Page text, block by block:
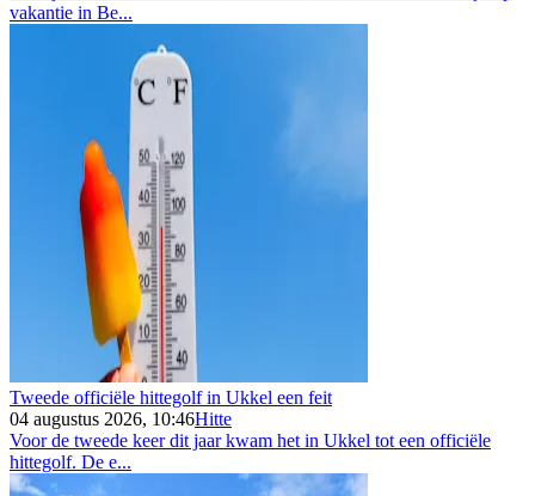
vakantie in Be...
Tweede officiële hittegolf in Ukkel een feit
04 augustus 2026, 10:46Hitte
Voor de tweede keer dit jaar kwam het in Ukkel tot een officiële
hittegolf. De e...